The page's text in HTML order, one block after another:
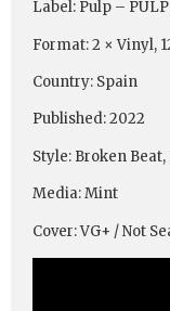
Label: Pulp ‎–
Format: 2 × Vinyl,
Country: Spain
Published: 2022
Style: Broken
Media: Mint
Cover: VG+ / Not